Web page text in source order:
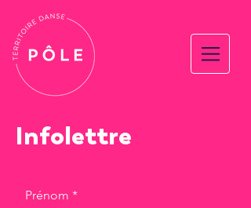
Infolettre
Prénom